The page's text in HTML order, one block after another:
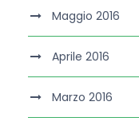
Maggio 2016
Aprile 2016
Marzo 2016